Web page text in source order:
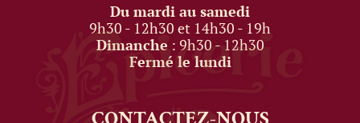
Du mardi au samedi
9h30 - 12h30 et 14h30 - 19h
Dimanche : 9h30 - 12h30
Fermé le lundi